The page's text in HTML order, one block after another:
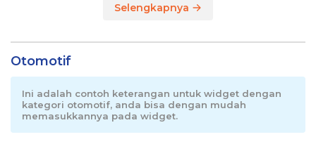
Selengkapnya
Otomotif
Ini adalah contoh keterangan untuk widget dengan
kategori otomotif, anda bisa dengan mudah
memasukkannya pada widget.